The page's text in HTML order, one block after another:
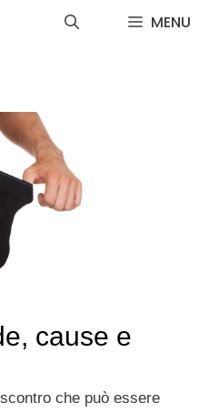
MENU
cause e
che può essere